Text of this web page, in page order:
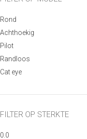
Rond
Achthoekig
Pilot
Randloos
Cat eye
FILTER OP STERKTE
0.0